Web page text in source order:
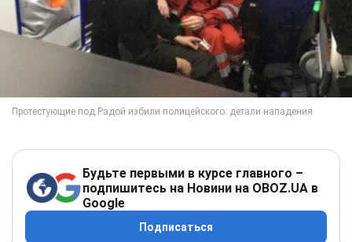
Будьте первыми в курсе главного –
подпишитесь на Новини на OBOZ.UA в
Google
Подписаться